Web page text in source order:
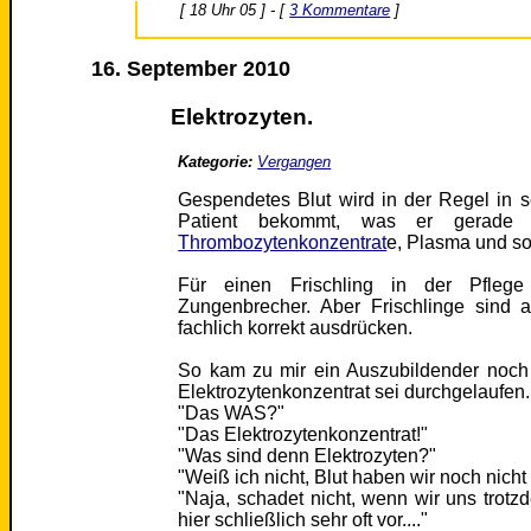
[ 18 Uhr 05 ] - [3 Kommentare ]
16. September 2010
Elektrozyten.
Kategorie: Vergangen
Gespendetes Blut wird in der Regel in
Patient bekommt, was er
Thrombozytenkonzentrate, Plasma und
Für einen Frischling in der
Zungenbrecher. Aber Frischlinge sind
fachlich korrekt ausdrücken.
So kam zu mir ein Auszubildender
Elektrozytenkonzentrat sei
"Das WAS?"
"Das Elektrozytenkonzentrat!"
"Was sind denn Elektrozyten?"
"Weiß ich nicht, Blut haben wir noch
"Naja, schadet nicht, wenn wir uns
hier schließlich sehr oft vor...."